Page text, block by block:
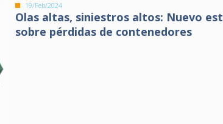
19/Feb/2024
Olas altas, siniestros altos: Nuevo
sobre pérdidas de contenedores